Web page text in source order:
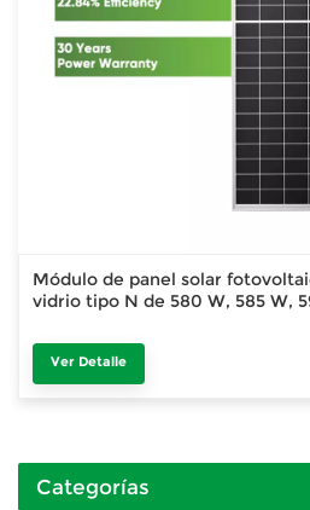
Módulo de panel solar
vidrio tipo N de 580 W, 585 W,
Ver Detalle
Categorías